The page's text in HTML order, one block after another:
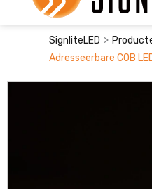
SignliteLED >
Adresseerbare COB